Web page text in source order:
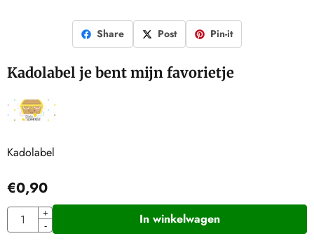
Share Post Pin-it
Kadolabel je bent mijn favorietje
Kadolabel
€0,90
Aantal
+
-
In winkelwagen